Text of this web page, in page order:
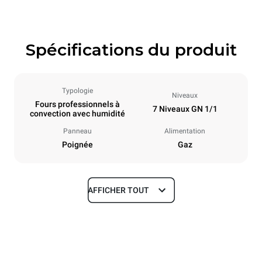
Spécifications du produit
Typologie
Fours professionnels à
convection avec humidité
Niveaux
7 Niveaux GN 1/1
Panneau
Poignée
Alimentation
Gaz
Dimensions
AFFICHER TOUT